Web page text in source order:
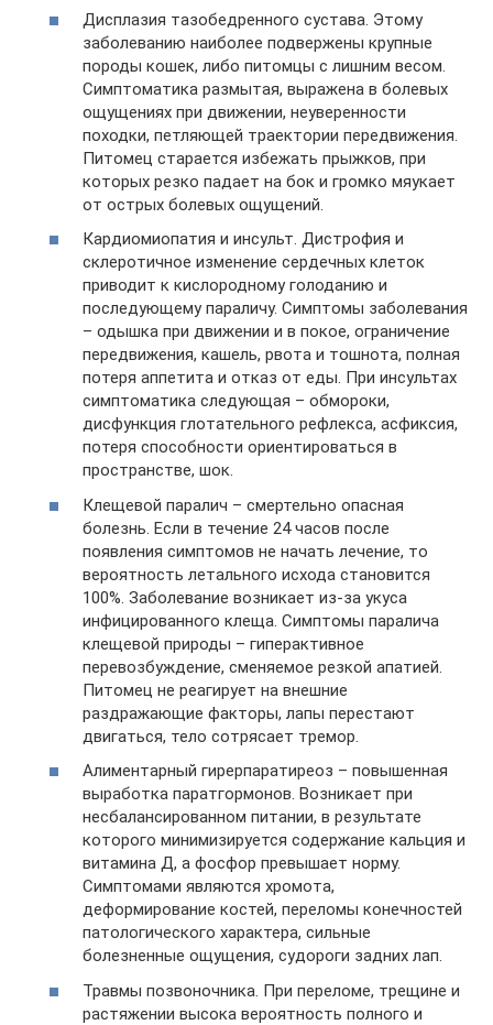
Дисплазия тазобедренного сустава. Этому
заболеванию наиболее подвержены крупные
породы кошек, либо питомцы с лишним весом.
Симптоматика размытая, выражена в болевых
ощущениях при движении, неуверенности
походки, петляющей траектории передвижения.
Питомец старается избежать прыжков, при
которых резко падает на бок и громко мяукает
от острых болевых ощущений.
Кардиомиопатия и инсульт. Дистрофия и
склеротичное изменение сердечных клеток
приводит к кислородному голоданию и
последующему параличу. Симптомы заболевания
– одышка при движении и в покое, ограничение
передвижения, кашель, рвота и тошнота, полная
потеря аппетита и отказ от еды. При инсультах
симптоматика следующая – обмороки,
дисфункция глотательного рефлекса, асфиксия,
потеря способности ориентироваться в
пространстве, шок.
Клещевой паралич – смертельно опасная
болезнь. Если в течение 24 часов после
появления симптомов не начать лечение, то
вероятность летального исхода становится
100%. Заболевание возникает из-за укуса
инфицированного клеща. Симптомы паралича
клещевой природы – гиперактивное
перевозбуждение, сменяемое резкой апатией.
Питомец не реагирует на внешние
раздражающие факторы, лапы перестают
двигаться, тело сотрясает тремор.
Алиментарный гирерпаратиреоз – повышенная
выработка паратгормонов. Возникает при
несбалансированном питании, в результате
которого минимизируется содержание кальция и
витамина Д, а фосфор превышает норму.
Симптомами являются хромота,
деформирование костей, переломы конечностей
патологического характера, сильные
болезненные ощущения, судороги задних лап.
Травмы позвоночника. При переломе, трещине и
растяжении высока вероятность полного и